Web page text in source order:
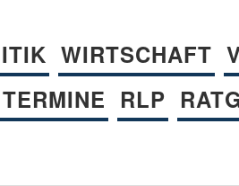
WIRTSCHAFT
TERMINE RLP